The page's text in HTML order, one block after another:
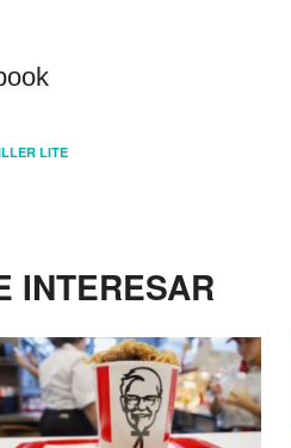
LITE
INTERESAR